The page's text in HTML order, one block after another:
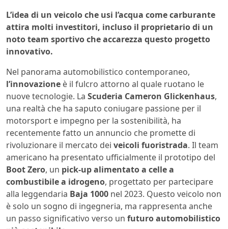
L’idea di un veicolo che usi l’acqua come carburante
attira molti investitori, incluso il proprietario di un
noto team sportivo che accarezza questo progetto
innovativo.
Nel panorama automobilistico contemporaneo,
l’innovazione è il fulcro attorno al quale ruotano le
nuove tecnologie. La Scuderia Cameron Glickenhaus,
una realtà che ha saputo coniugare passione per il
motorsport e impegno per la sostenibilità, ha
recentemente fatto un annuncio che promette di
rivoluzionare il mercato dei veicoli fuoristrada. Il team
americano ha presentato ufficialmente il prototipo del
Boot Zero, un pick-up alimentato a celle a
combustibile a idrogeno, progettato per partecipare
alla leggendaria Baja 1000 nel 2023. Questo veicolo non
è solo un sogno di ingegneria, ma rappresenta anche
un passo significativo verso un futuro automobilistico